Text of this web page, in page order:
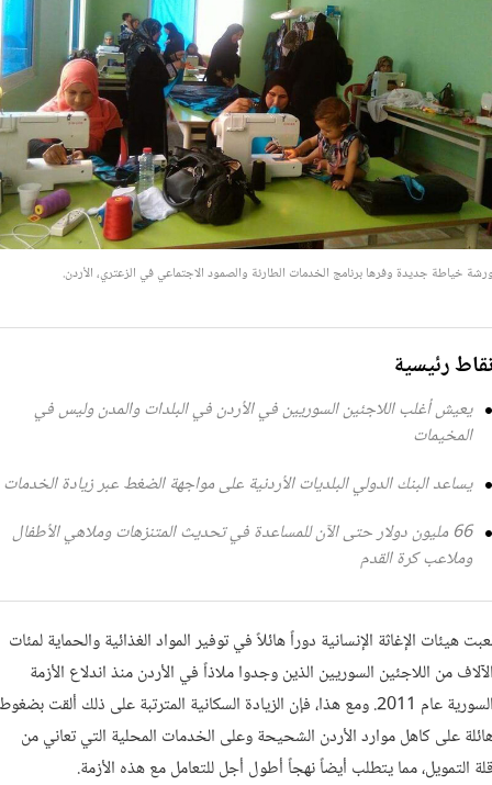
خياطة جديدة وفرها برنامج الخدمات الطارئة والصمود الاجتماعي في الزعتري، الأردن.
رئيسية
يعيش أغلب اللاجئين السوريين في الأردن في البلدات والمدن وليس في
المخيمات
يساعد البنك الدولي البلديات الأردنية على مواجهة الضغط عبر زيادة الخدمات
66 مليون دولار حتى الآن للمساعدة في تحديث المتنزهات وملاهي الأطفال
وملاعب كرة القدم
هيئات الإغاثة الإنسانية دوراً هائلاً في توفير المواد الغذائية والحماية لمئات
من اللاجئين السوريين الذين وجدوا ملاذاً في الأردن منذ اندلاع الأزمة
السورية عام 2011. ومع هذا، فإن الزيادة السكانية المترتبة على ذلك ألقت
على كاهل موارد الأردن الشحيحة وعلى الخدمات المحلية التي تعاني من
التمويل، مما يتطلب أيضاً نهجاً أطول أجل للتعامل مع هذه الأزمة.